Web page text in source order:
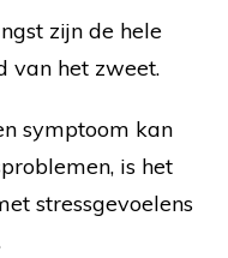
zijn de hele
van het zweet.
symptoom kan
is het
stressgevoelens